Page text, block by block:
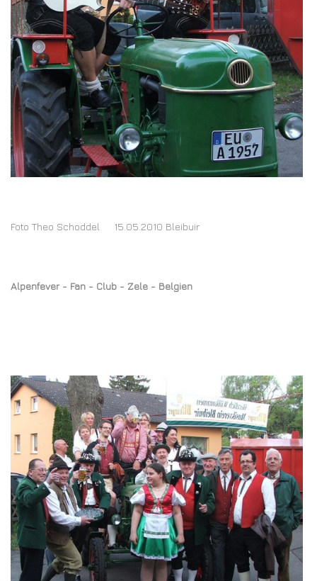
Foto Theo Schoddel 15.05.2010 Bleibuir
Alpenfever - Fan - Club - Zele - Belgien